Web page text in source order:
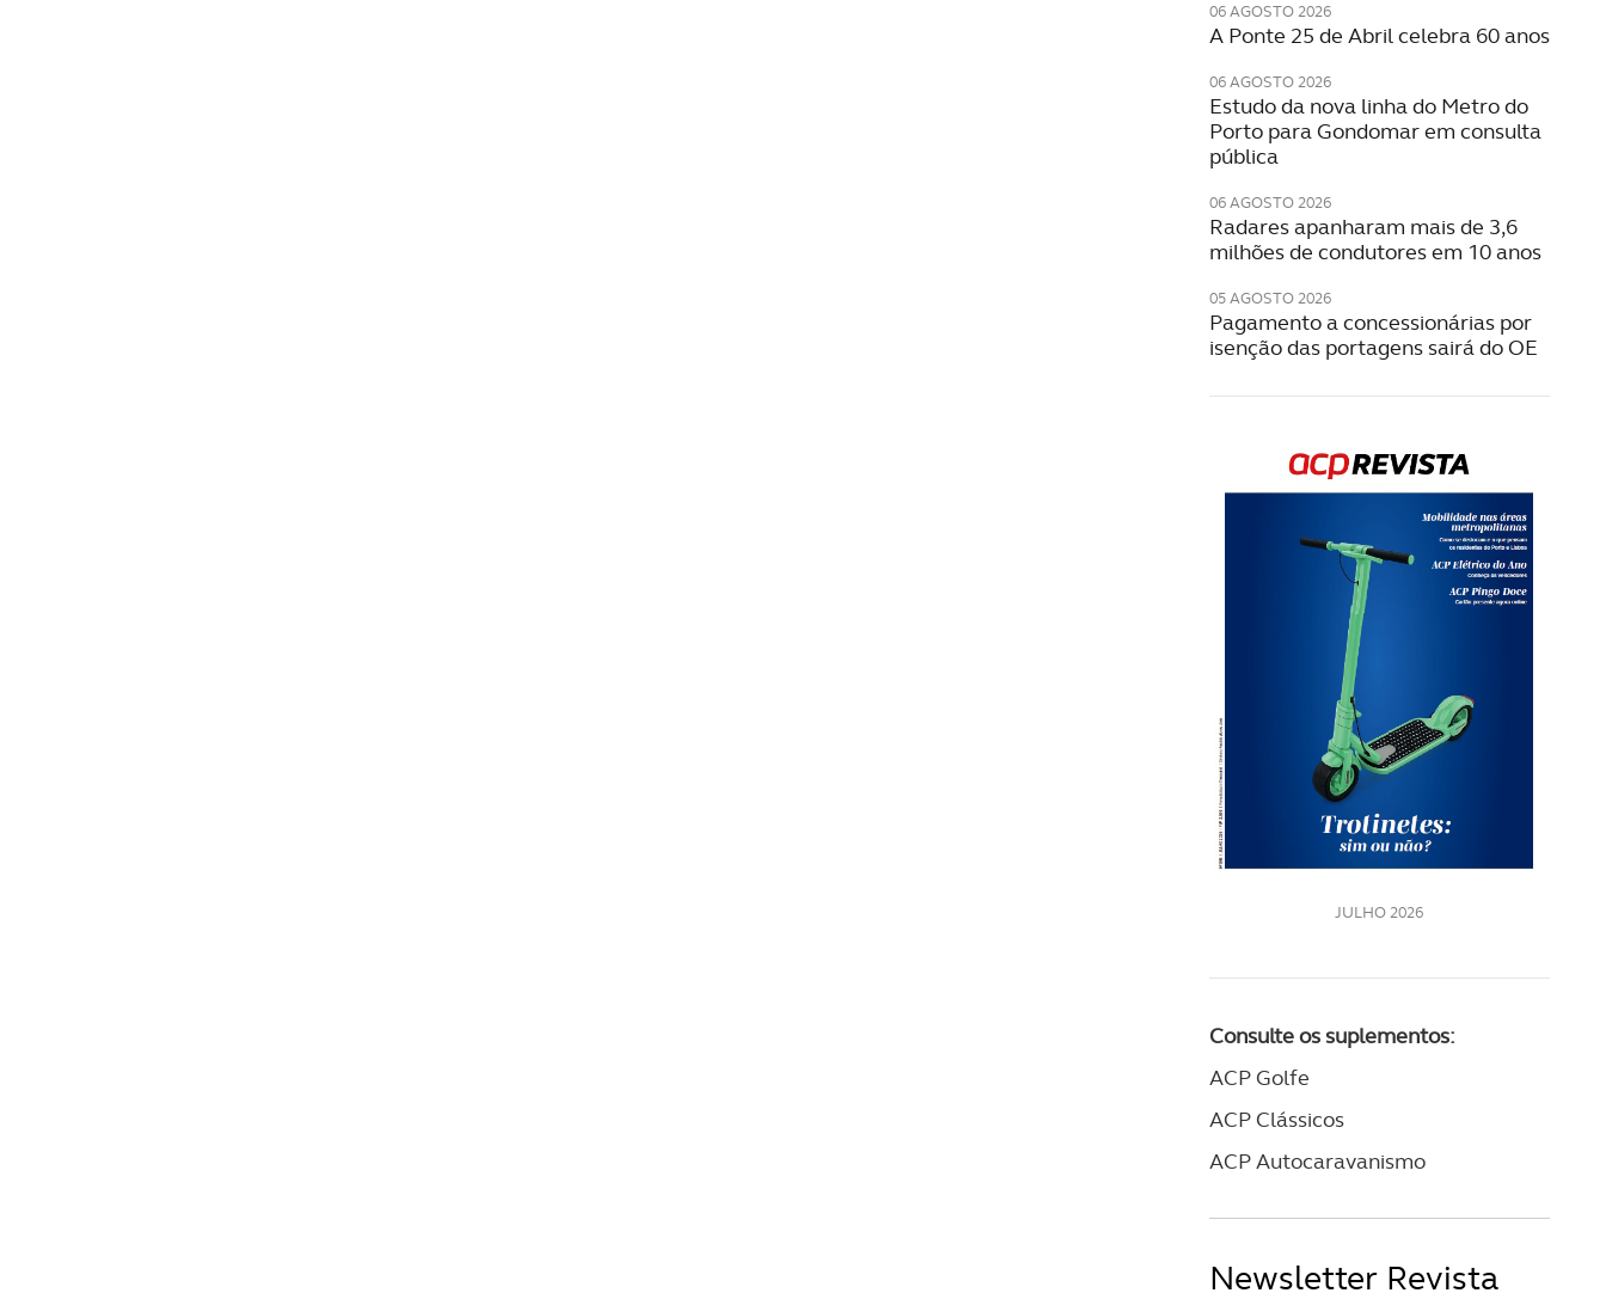
06 AGOSTO 2026
A Ponte 25 de Abril celebra 60 anos
06 AGOSTO 2026
Estudo da nova linha do Metro do
Porto para Gondomar em consulta
pública
06 AGOSTO 2026
Radares apanharam mais de 3,6
milhões de condutores em 10 anos
05 AGOSTO 2026
Pagamento a concessionárias por
isenção das portagens sairá do OE
JULHO 2026
Consulte os suplementos:
ACP Golfe
ACP Clássicos
ACP Autocaravanismo
Newsletter Revista